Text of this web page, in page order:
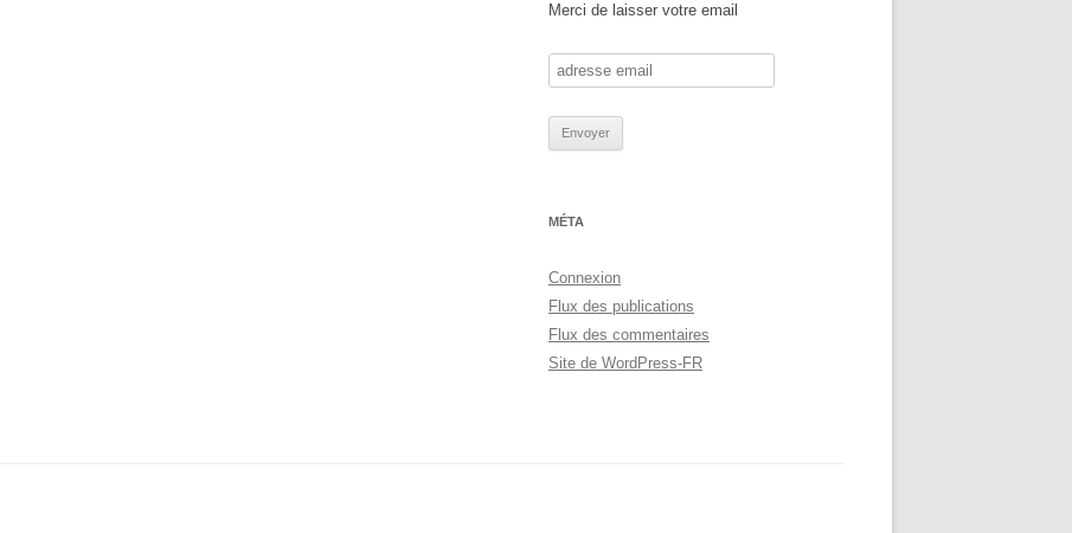
Merci de laisser votre email
MÉTA
Connexion
Flux des publications
Flux des commentaires
Site de WordPress-FR